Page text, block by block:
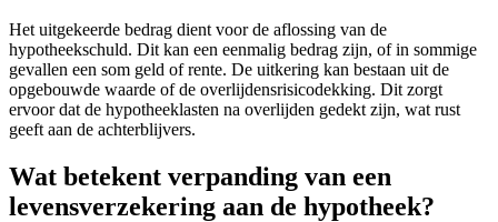
Het uitgekeerde bedrag dient voor de aflossing van de
hypotheekschuld. Dit kan een eenmalig bedrag zijn, of in sommige
gevallen een som geld of rente. De uitkering kan bestaan uit de
opgebouwde waarde of de overlijdensrisicodekking. Dit zorgt
ervoor dat de hypotheeklasten na overlijden gedekt zijn, wat rust
geeft aan de achterblijvers.
Wat betekent verpanding van een
levensverzekering aan de hypotheek?